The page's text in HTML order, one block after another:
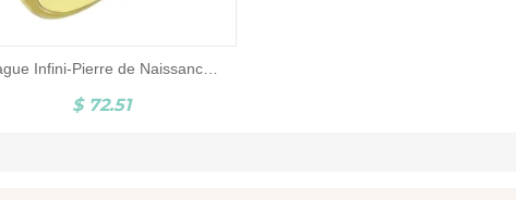
Bague Infini-Pierre de Naissance et Gravure-Plaqué Or
$ 72.51